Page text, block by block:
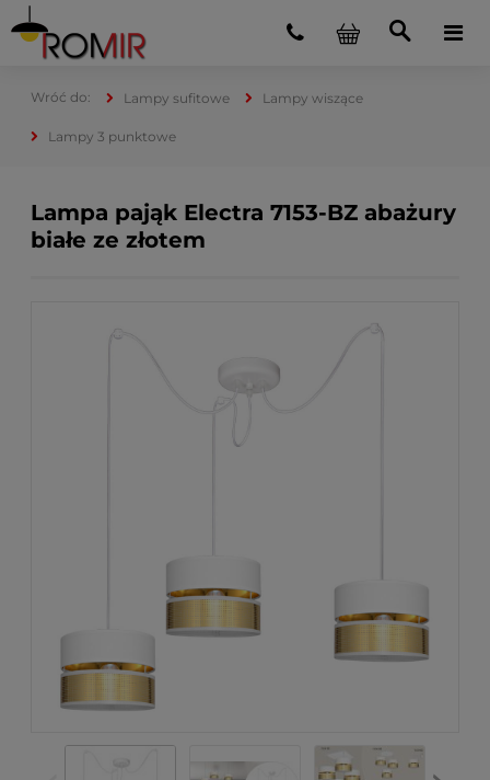
Lampy sufitowe Lampy wiszące
Lampy 3 punktowe
Lampa pająk Electra 7153-BZ abażury
białe ze złotem